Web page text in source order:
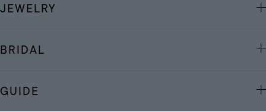
JEWELRY
BRIDAL
GUIDE